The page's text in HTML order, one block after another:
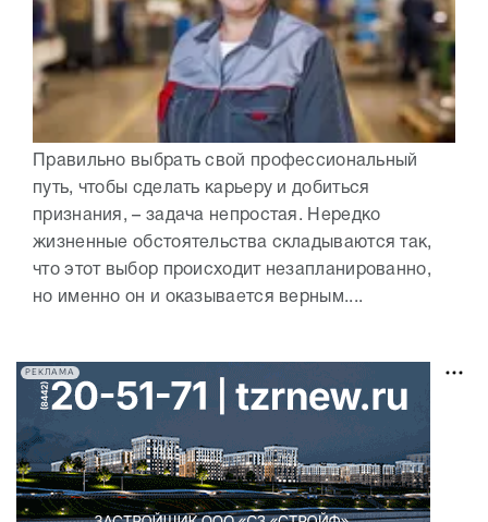
Правильно выбрать свой профессиональный
путь, чтобы сделать карьеру и добиться
признания, – задача непростая. Нередко
жизненные обстоятельства складываются так,
что этот выбор происходит незапланированно,
но именно он и оказывается верным....
РЕКЛАМА